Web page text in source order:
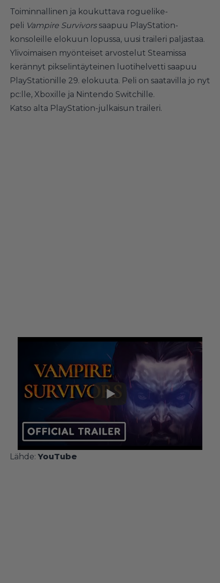
Toiminnallinen ja koukuttava roguelike-
peli Vampire Survivorssaapuu PlayStation-
konsoleille elokuun lopussa, uusi traileri paljastaa.
Ylivoimaisen myönteiset arvostelut Steamissa
kerännyt pikselintäyteinen luotihelvetti saapuu
PlayStationille 29. elokuuta. Peli on saatavilla jo nyt
pc:lle, Xboxille ja Nintendo Switchille.
Katso alta PlayStation-julkaisun traileri.
Lähde: YouTube